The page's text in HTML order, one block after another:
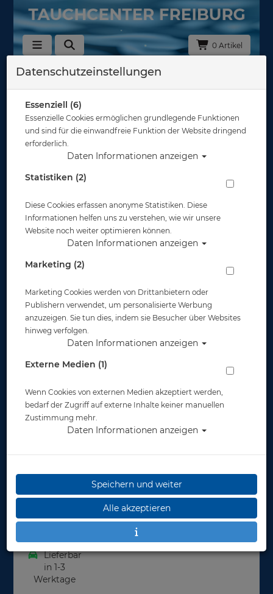
0 Artikel
Zurück
Tusa Hyperdry Elite II - Schwarz - Gelb
Artikelnr.: tus-sp0101QBFY
Herstellerpreis: 49,00 €
49,00 €*
Lieferbar
in 1-3
Werktage
Datenschutzeinstellungen
Essenziell (6)
Essenzielle Cookies ermöglichen grundlegende Funktionen
und sind für die einwandfreie Funktion der Website dringend
erforderlich.
Daten Informationen anzeigen
Statistiken (2)
Diese Cookies erfassen anonyme Statistiken. Diese
Informationen helfen uns zu verstehen, wie wir unsere
Website noch weiter optimieren können.
Daten Informationen anzeigen
Marketing (2)
Marketing Cookies werden von Drittanbietern oder
Publishern verwendet, um personalisierte Werbung
anzuzeigen. Sie tun dies, indem sie Besucher über Websites
hinweg verfolgen.
Daten Informationen anzeigen
Externe Medien (1)
Wenn Cookies von externen Medien akzeptiert werden,
bedarf der Zugriff auf externe Inhalte keiner manuellen
Zustimmung mehr.
Daten Informationen anzeigen
Speichern und weiter
Alle akzeptieren